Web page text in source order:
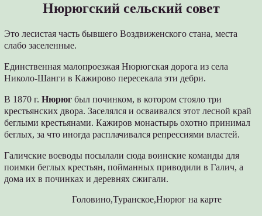
Нюрюгский сельский совет
Это лесистая часть бывшего Воздвиженского стана, места
слабо заселенные.
Единственная малопроезжая Нюрюгская дорога из села
Николо-Шанги в Кажирово пересекала эти дебри.
В 1870 г.Нюрюг был починком, в котором стояло три
крестьянских двора. Заселялся и осваивался этот лесной край
беглыми крестьянами. Кажиров монастырь охотно принимал
беглых, за что иногда расплачивался репрессиями властей.
Галичские воеводы посылали сюда воинские команды для
поимки беглых крестьян, пойманных приводили в Галич, а
дома их в починках и деревнях сжигали.
Головино,Туранское,Нюрюг на карте